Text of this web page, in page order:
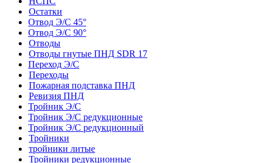
Остатки
Отвод Э/С 45°
Отвод Э/С 90°
Отводы
Отводы гнутые ПНД SDR 17
Переход Э/С
Переходы
Пожарная подставка ПНД
Ревизия ПНД
Тройник Э/С
Тройник Э/С редукционные
Тройник Э/С редукционный
Тройники
тройники литые
Тройники редукционные